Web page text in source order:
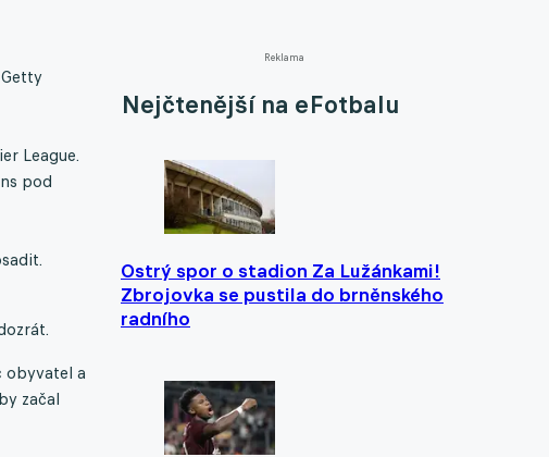
Reklama
Nejčtenější na eFotbalu
Ostrý spor o stadion Za Lužánkami!
Zbrojovka se pustila do brněnského
radního
League.
pod
obyvatel a
začal